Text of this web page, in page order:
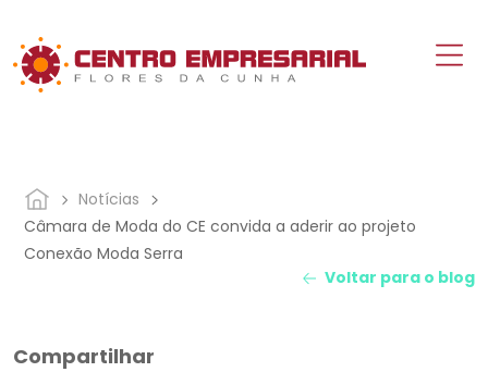
Notícias
Câmara de Moda do CE convida a aderir ao projeto
Conexão Moda Serra
Voltar para o blog
Compartilhar